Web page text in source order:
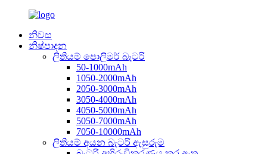
නිවස
නිෂ්පාදන
ලිතියම් පොලිමර් බැටරි
50-1000mAh
1050-2000mAh
2050-3000mAh
3050-4000mAh
4050-5000mAh
5050-7000mAh
7050-10000mAh
ලිතියම් අයන බැටරි ඇසුරුම